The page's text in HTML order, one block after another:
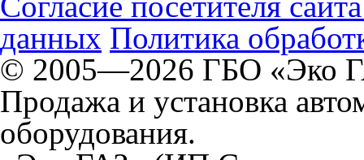
данных Политика
© 2005—2026 ГБО «Эко
Продажа и установка
оборудования.